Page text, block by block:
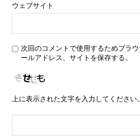
ウェブサイト
次回のコメントで使用するためブラ
ールアドレス、サイトを保存する。
上に表示された文字を入力してください。